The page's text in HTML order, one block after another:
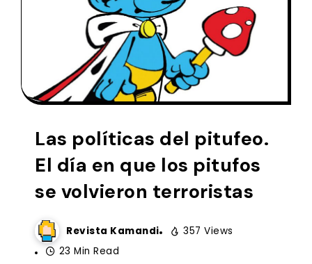
Las políticas del pitufeo.
El día en que los pitufos
se volvieron terroristas
Revista Kamandi
357 Views
23 Min Read